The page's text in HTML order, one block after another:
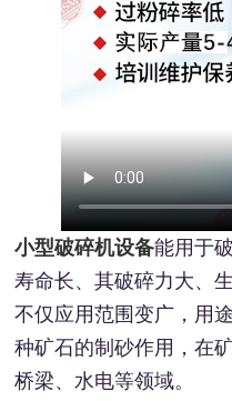
小型破碎机设备能用于
寿命长、其破碎力大、
不仅应用范围变广，用
种矿石的制砂作用，在
桥梁、水电等领域。